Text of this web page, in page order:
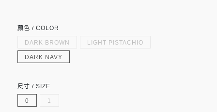
顏色 / COLOR
DARK BROWN LIGHT PISTACHIO
DARK NAVY
尺寸 / SIZE
0 1